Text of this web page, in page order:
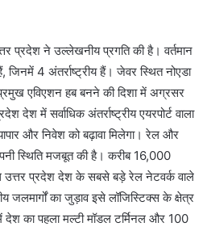
प्रदेश ने उल्लेखनीय प्रगति की है। वर्तमान
जिनमें 4 अंतर्राष्ट्रीय हैं। जेवर स्थित नोएडा
एविएशन हब बनने की दिशा में अग्रसर
में सर्वाधिक अंतर्राष्ट्रीय एयरपोर्ट वाला
और निवेश को बढ़ावा मिलेगा। रेल और
स्थिति मजबूत की है। करीब 16,000
उत्तर प्रदेश देश के सबसे बड़े रेल नेटवर्क वाले
जलमार्गों का जुड़ाव इसे लॉजिस्टिक्स के क्षेत्र
देश का पहला मल्टी मॉडल टर्मिनल और 100